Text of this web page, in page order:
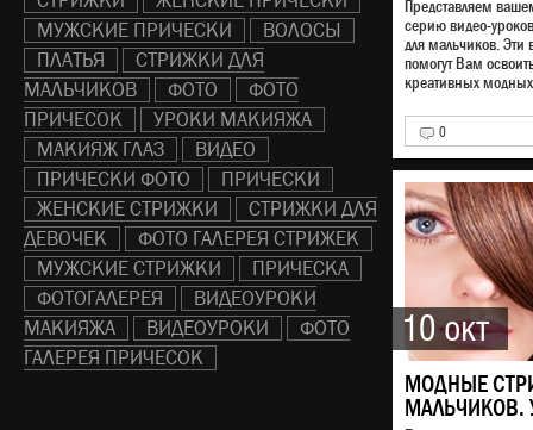
МУЖСКИЕ ПРИЧЕСКИ
ВОЛОСЫ
ПЛАТЬЯ
СТРИЖКИ ДЛЯ
МАЛЬЧИКОВ
ФОТО
ФОТО
ПРИЧЕСОК
УРОКИ МАКИЯЖА
МАКИЯЖ ГЛАЗ
ВИДЕО
ПРИЧЕСКИ ФОТО
ПРИЧЕСКИ
ЖЕНСКИЕ СТРИЖКИ
СТРИЖКИ ДЛЯ
ДЕВОЧЕК
ФОТО ГАЛЕРЕЯ СТРИЖЕК
МУЖСКИЕ СТРИЖКИ
ПРИЧЕСКА
ФОТОГАЛЕРЕЯ
ВИДЕОУРОКИ
МАКИЯЖА
ВИДЕОУРОКИ
ФОТО
ГАЛЕРЕЯ ПРИЧЕСОК
Представляем
серию видео-
для мальчиков. Эти
помогут Вам
креативных
0
10 окт
МОДНЫЕ
МАЛЬЧИКОВ.